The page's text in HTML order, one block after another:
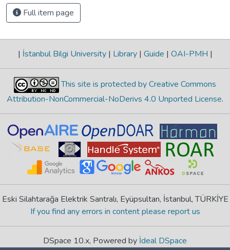
Full item page
| İstanbul Bilgi University | Library | Guide | OAI-PMH |
This site is protected by Creative Commons
Attribution-NonCommercial-NoDerivs 4.0 Unported License.
Eski Silahtarağa Elektrik Santralı, Eyüpsultan, İstanbul, TÜRKİYE
If you find any errors in content please report us
DSpace 10.x, Powered by İdeal DSpace